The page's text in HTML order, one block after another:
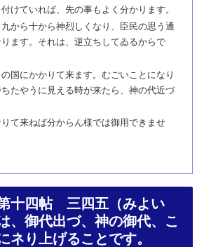
けていれば、先の事もよく分かります。
から十から神烈しくなり、臣民の思う通
ます。それは、逆立ちしてゐるからで
国にかかりて来ます。むごいことになり
たやうに見える時が来たら、神の代近づ
て来ねば分からん様では御用できませ
十四帖 三四五（みよい
、御代出づ、神の御代、こ
ネり上げることです。